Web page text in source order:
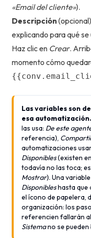
«Email del cliente»).
Descripción
explicando para qué se
Haz clic en Crear.
momento cómo
Las variables son
esa automatización.
las usa: De este
referencia),
automatizaciones
Disponibles(existen
todavía no las toca;
Mostrar). Una
Disponibleshasta que
el ícono de papelera,
organización: los
referencien fallarán
Sistemano se pueden